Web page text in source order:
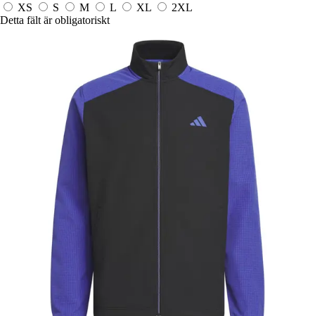
XS
S M L XL
2XL
Detta fält är obligatoriskt